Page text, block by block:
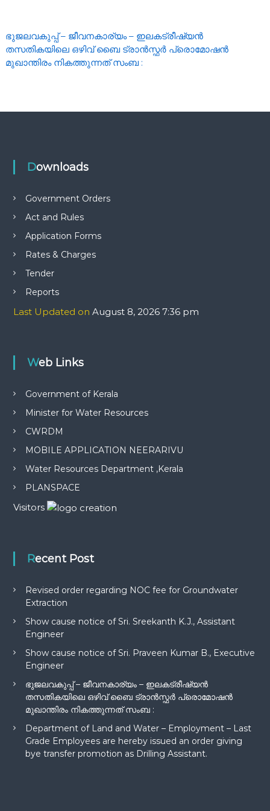
ഭുജലവകുപ്പ് – ജീവനകാര്യം – ഇലകട്രീഷ്യൻ
തസതികയിലെ ഒഴിവ് ബൈ ട്രാൻസ്ഫർ പ്രൊമോഷൻ
മുഖാന്തിരം നികത്തുന്നത് സംബ :
Downloads
Government Orders
Act and Rules
Application Forms
Rates & Charges
Tender
Reports
Last Updated on August 8, 2026 7:36 pm
Web Links
Government of Kerala
Minister for Water Resources
CWRDM
MOBILE APPLICATION NEERARIVU
Water Resources Department ,Kerala
PLANSPACE
Visitors
Recent Post
Revised order regarding NOC fee for Groundwater
Extraction
Show cause notice of Sri. Sreekanth K.J., Assistant
Engineer
Show cause notice of Sri. Praveen Kumar B., Executive
Engineer
ഭുജലവകുപ്പ് – ജീവനകാര്യം – ഇലകട്രീഷ്യൻ
തസതികയിലെ ഒഴിവ് ബൈ ട്രാൻസ്ഫർ പ്രൊമോഷൻ
മുഖാന്തിരം നികത്തുന്നത് സംബ :
Department of Land and Water – Employment – Last
Grade Employees are hereby issued an order giving
bye transfer promotion as Drilling Assistant.